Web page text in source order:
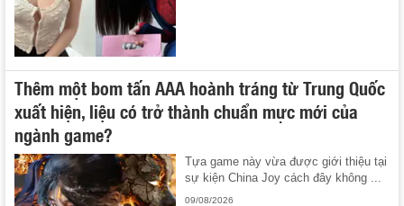
Thêm một bom tấn AAA hoành tráng từ Trung Quốc
xuất hiện, liệu có trở thành chuẩn mực mới của
ngành game?
Tựa game này vừa được giới thiệu tại
sự kiện China Joy cách đây không ...
09/08/2026